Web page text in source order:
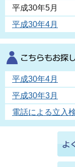
平成30年5月
平成30年4月
平成30年4月
平成30年3月
電話による立入